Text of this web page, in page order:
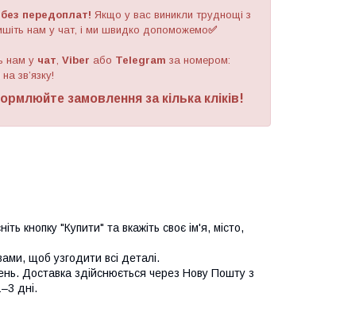
передоплат! Якщо у вас виникли труднощі з
нам у чат, і ми швидко допоможемо✅
нам у чат, Viber або Telegram за номером:
зв’язку!
замовлення за кілька кліків!
кнопку "Купити" та вкажіть своє ім'я, місто,
щоб узгодити всі деталі.
Доставка здійснюється через Нову Пошту з
дні.